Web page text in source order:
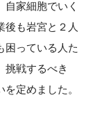
家細胞でいく
後も岩宮と２人
困っている人た
挑戦するべき
定めました。